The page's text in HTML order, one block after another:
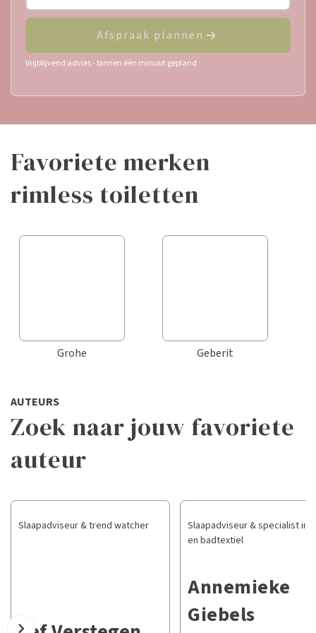
Afspraak plannen
Vrijblijvend advies - binnen één minuut gepland
favoriete merken
rimless toiletten
Grohe Geberit
AUTEURS
Zoek naar jouw favoriete
auteur
Slaapadviseur & trend watcher
Slaapadviseur & specialist in
en badtextiel
Annemieke
Giebels